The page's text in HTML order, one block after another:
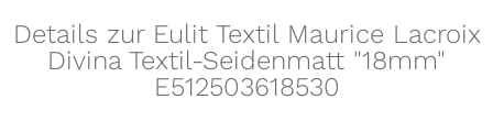
Details zur Eulit Textil Maurice Lacroix
Divina Textil-Seidenmatt "18mm"
E512503618530